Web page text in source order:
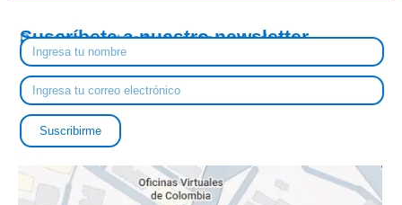
Suscríbete a nuestro newsletter
Descubre nuestras tendencias y novedades
Suscribirme